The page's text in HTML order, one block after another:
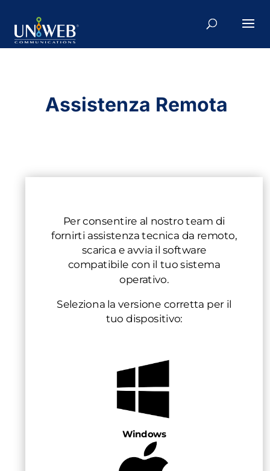
Assistenza Remota
Per consentire al nostro team di
fornirti assistenza tecnica da remoto,
scarica e avvia il software
compatibile con il tuo sistema
operativo.
Seleziona la versione corretta per il
tuo dispositivo:
Windows